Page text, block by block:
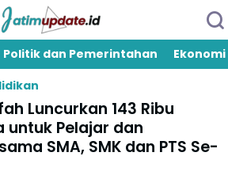
Politik dan Pemerintahan
Ekonomi
Luncurkan 143 Ribu
untuk Pelajar dan
SMA, SMK dan PTS Se-